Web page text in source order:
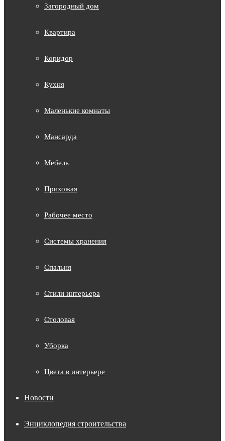
Загородный дом
Квартира
Коридор
Кухня
Маленькие комнаты
Мансарда
Мебель
Прихожая
Рабочее место
Системы хранения
Спальня
Стили интерьера
Столовая
Уборка
Цвета в интерьере
Новости
Энциклопедия строительства